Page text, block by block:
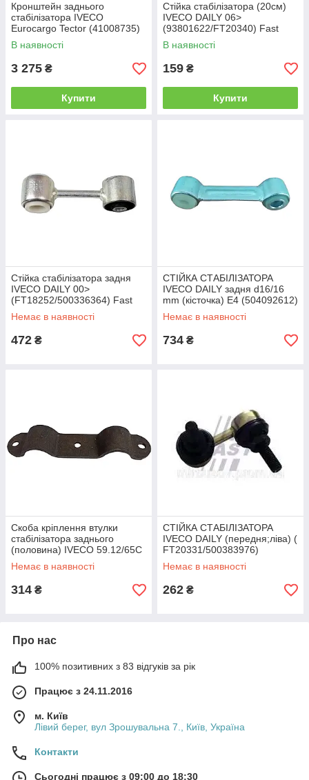
Кронштейн заднього
стабілізатора IVECO
Eurocargo Tector (41008735)
Iveco Motors
В наявності
3 275 ₴
Купити
Стійка стабілізатора (20см)
IVECO DAILY 06>
(93801622/FT20340) Fast
В наявності
159 ₴
Купити
Стійка стабілізатора задня
IVECO DAILY 00>
(FT18252/500336364) Fast
Немає в наявності
472 ₴
СТІЙКА СТАБІЛІЗАТОРА
IVECO DAILY задня d16/16
mm (кісточка) E4 (504092612)
Немає в наявності
734 ₴
Скоба кріплення втулки
стабілізатора заднього
(половина) IVECO 59.12/65C
(93814452) Iveco
Немає в наявності
314 ₴
СТІЙКА СТАБІЛІЗАТОРА
IVECO DAILY (передня;ліва) (
FT20331/500383976)
Немає в наявності
262 ₴
Про нас
100% позитивних з 83 відгуків за рік
Працює з 24.11.2016
м. Київ
Лівий берег, вул Зрошувальна 7., Київ, Україна
Контакти
Сьогодні працює з 09:00 до 18:30